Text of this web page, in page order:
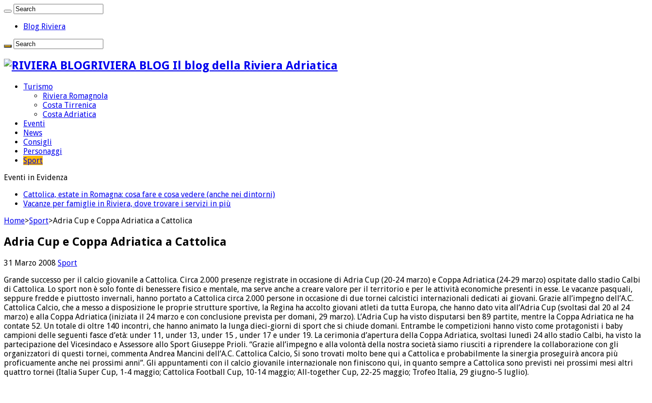
Blog Riviera
RIVIERA BLOG Il blog della Riviera Adriatica
Turismo
Riviera Romagnola
Costa Tirrenica
Costa Adriatica
Eventi
News
Consigli
Personaggi
Sport
Eventi in Evidenza
Cattolica, estate in Romagna: cosa fare e cosa vedere (anche nei dintorni)
Vacanze per famiglie in Riviera, dove trovare i servizi in più
Home>Sport>Adria Cup e Coppa Adriatica a Cattolica
Adria Cup e Coppa Adriatica a Cattolica
31 Marzo 2008 Sport
Grande successo per il calcio giovanile a Cattolica. Circa 2.000 presenze registrate in occasione di Adria Cup (20-24 marzo) e Coppa Adriatica (24-29 marzo) ospitate dallo stadio Calbi
di Cattolica. Lo sport non è solo fonte di benessere fisico e mentale, ma serve anche a creare valore per il territorio e per le attività economiche presenti in esse. Le vacanze pasquali,
seppure fredde e piuttosto invernali, hanno portato a Cattolica circa 2.000 persone in occasione di due tornei calcistici internazionali dedicati ai giovani. Grazie all’impegno dell’A.C.
Cattolica Calcio, che a messo a disposizione le proprie strutture sportive, la Regina ha accolto giovani atleti da tutta Europa, che hanno dato vita all’Adria Cup (svoltasi dal 20 al 24
marzo) e alla Coppa Adriatica (iniziata il 24 marzo e con conclusione prevista per domani, 29 marzo). L’Adria Cup ha visto disputarsi ben 89 partite, mentre la Coppa Adriatica ne ha
contate 52. Un totale di oltre 140 incontri, che hanno animato la lunga dieci-giorni di sport che si chiude domani. Entrambe le competizioni hanno visto come protagonisti i baby
campioni delle seguenti fasce d’età: under 11, under 13, under 15 , under 17 e under 19. La cerimonia d’apertura della Coppa Adriatica, svoltasi lunedì 24 allo stadio Calbi, ha visto la
partecipazione del Vicesindaco e Assessore allo Sport Giuseppe Prioli. “Grazie all’impegno e alla volontà della nostra società siamo riusciti a riprendere la collaborazione con gli
organizzatori di questi tornei, commenta Andrea Mancini dell’A.C. Cattolica Calcio, Si sono trovati molto bene qui a Cattolica e probabilmente la sinergia proseguirà ancora più
proficuamente anche nei prossimi anni”. Gli appuntamenti con il calcio giovanile internazionale non finiscono qui, in quanto sempre a Cattolica sono previsti nei prossimi mesi altri
quattro tornei (Italia Super Cup, 1-4 maggio; Cattolica Football Cup, 10-14 maggio; All-together Cup, 22-25 maggio; Trofeo Italia, 29 giugno-5 luglio).